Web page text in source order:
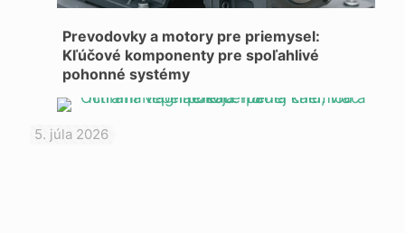
Prevodovky a motory pre priemysel:
Kľúčové komponenty pre spoľahlivé
pohonné systémy
5. júla 2026